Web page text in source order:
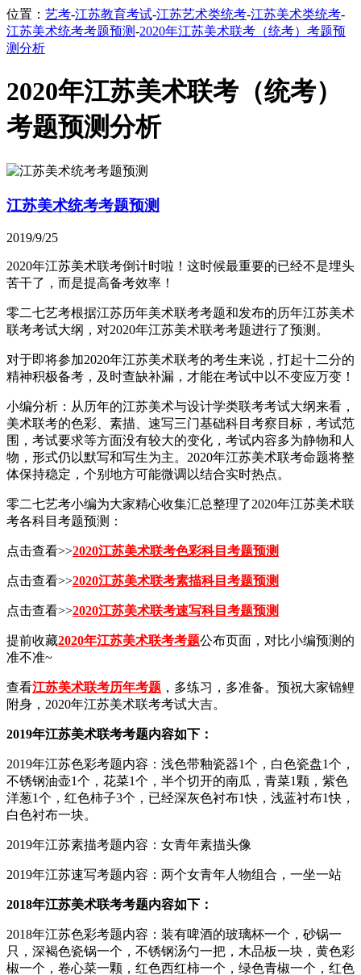
位置： 艺考-江苏教育考试-江苏艺术类统考-江苏美术类统考-
江苏美术统考考题预测-2020年江苏美术联考（统考）考题预
测分析
2020年江苏美术联考（统考）
考题预测分析
江苏美术统考考题预测
2019/9/25
2020年江苏美术联考倒计时啦！这时候最重要的已经不是埋头
苦干了，而是提高备考效率！
零二七艺考根据江苏历年美术联考考题和发布的历年江苏美术
联考考试大纲，对2020年江苏美术联考考题进行了预测。
对于即将参加2020年江苏美术联考的考生来说，打起十二分的
精神积极备考，及时查缺补漏，才能在考试中以不变应万变！
小编分析：从历年的江苏美术与设计学类联考考试大纲来看，
美术联考的色彩、素描、速写三门基础科目考察目标，考试范
围，考试要求等方面没有较大的变化，考试内容多为静物和人
物，形式仍以默写和写生为主。2020年江苏美术联考命题将整
体保持稳定，个别地方可能微调以结合实时热点。
零二七艺考小编为大家精心收集汇总整理了2020年江苏美术联
考各科目考题预测：
点击查看>>2020江苏美术联考色彩科目考题预测
点击查看>>2020江苏美术联考素描科目考题预测
点击查看>>2020江苏美术联考速写科目考题预测
提前收藏2020年江苏美术联考考题公布页面，对比小编预测的
准不准~
查看江苏美术联考历年考题 ，多练习，多准备。预祝大家锦鲤
附身，2020年江苏美术联考考试大吉。
2019年江苏美术联考考题内容如下：
2019年江苏色彩考题内容：浅色带釉瓷器1个，白色瓷盘1个，
不锈钢油壶1个，花菜1个，半个切开的南瓜，青菜1颗，紫色
洋葱1个，红色柿子3个，已经深灰色衬布1快，浅蓝衬布1快，
白色衬布一块。
2019年江苏素描考题内容：女青年素描头像
2019年江苏速写考题内容：两个女青年人物组合，一坐一站
2018年江苏美术联考考题内容如下：
2018年江苏色彩考题内容：装有啤酒的玻璃杯一个，砂锅一
只，深褐色瓷锅一个，不锈钢汤勺一把，木品板一块，黄色彩
椒一个，卷心菜一颗，红色西红柿一个，绿色青椒一个，红色